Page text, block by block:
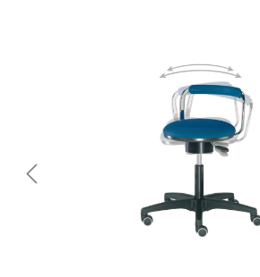
Bildergalerie überspringen